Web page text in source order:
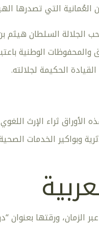
التي تصدرها
الجلالة السلطان
والمحفوظات الوطنية
الحكيمة لجلالته.
ثراء الإرث
وبواكير الخدمات
ورقتها بعنوان